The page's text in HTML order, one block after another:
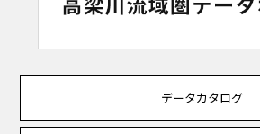
データカタログ